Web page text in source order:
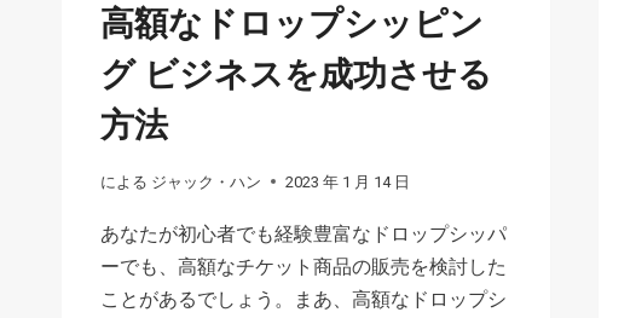
り、
入
手
ス
に
活
高額なドロップシッピン
グ ビジネスを成功させる
方法
による ジャック・ハン 2023 年 1 月 14 日
あなたが初心者でも経験豊富なドロップシッパ
ーでも、高額なチケット商品の販売を検討した
ことがあるでしょう。まあ、高額なドロップシ